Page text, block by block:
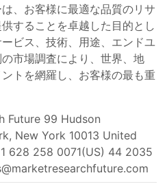
、お客様に最適な品質のリサ
することを卓越した目的とし
ビス、技術、用途、エンドユ
市場調査により、世界、地
トを網羅し、お客様の最も重
Future 99 Hudson
New York 10013 United
628 258 0071(US) 44 2035